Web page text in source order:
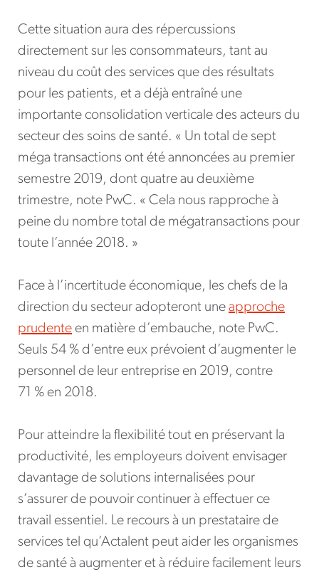
Cette situation aura des répercussions
directement sur les consommateurs, tant au
niveau du coût des services que des résultats
pour les patients, et a déjà entraîné une
importante consolidation verticale des acteurs du
secteur des soins de santé. « Un total de sept
méga transactions ont été annoncées au premier
semestre 2019, dont quatre au deuxième
trimestre, note PwC. « Cela nous rapproche à
peine du nombre total de mégatransactions pour
toute l’année 2018. »
Face à l’incertitude économique, les chefs de la
direction du secteur adopteront une approche
prudente en matière d’embauche, note PwC.
Seuls 54 % d’entre eux prévoient d’augmenter le
personnel de leur entreprise en 2019, contre
71 % en 2018.
Pour atteindre la flexibilité tout en préservant la
productivité, les employeurs doivent envisager
davantage de solutions internalisées pour
s’assurer de pouvoir continuer à effectuer ce
travail essentiel. Le recours à un prestataire de
services tel qu’Actalent peut aider les organismes
de santé à augmenter et à réduire facilement leurs